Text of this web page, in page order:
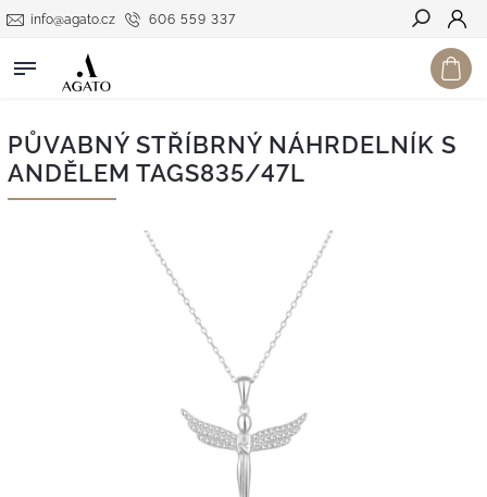
606 559 337
info@agato.cz
Hledat
PŮVABNÝ STŘÍBRNÝ NÁHRDELNÍK S
ANDĚLEM TAGS835/47L